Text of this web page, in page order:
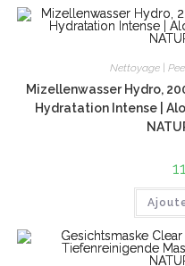
Nettoyage |
Mizellenwasser Hydro,
Hydratation Intense |